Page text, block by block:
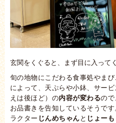
玄関をくぐると、まず目に入って
旬の地物にこだわる食事処やま
によって、天ぷらや小鉢、サー
えは後ほど）の内容が変わるの
お品書きを告知しているそうで
ラクター じんめちゃんと じょー